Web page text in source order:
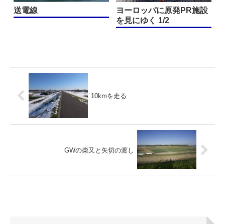
送電線
ヨーロッパに原発PR施設
を見にゆく 1/2
10kmを走る
GWの柴又と矢切の渡し